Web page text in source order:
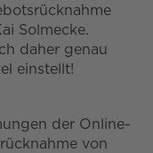
Solmecke.
daher genau
einstellt!
der Online-
von